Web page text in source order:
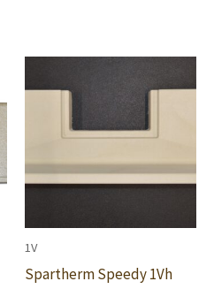
1V
Spartherm Speedy 1Vh